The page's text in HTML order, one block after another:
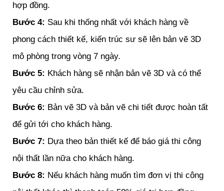
hợp đồng.
Bước 4: Sau khi thống nhất với khách hàng về
phong cách thiết kế, kiến trúc sư sẽ lên bản vẽ 3D
mô phòng trong vòng 7 ngày.
Bước 5: Khách hàng sẽ nhận bản vẽ 3D và có thể
yêu cầu chỉnh sửa.
Bước 6: Bản vẽ 3D và bản vẽ chi tiết được hoàn tất
để gửi tới cho khách hàng.
Bước 7: Dựa theo bản thiết kế để báo giá thi công
nội thất lần nữa cho khách hàng.
Bước 8: Nếu khách hàng muốn tìm đơn vị thi công